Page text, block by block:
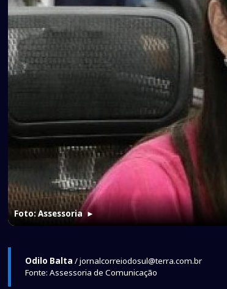
Foto: Assessoria►
Odilo Balta / jornalcorreiodosul@terra.com.br
Fonte: Assessoria de Comunicação